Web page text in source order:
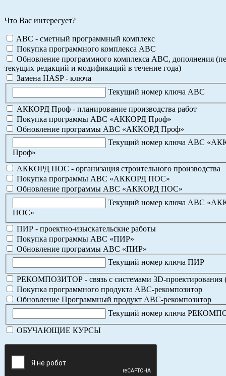
Что Вас интересует?
ABC - сметный программный комплекс
Покупка программного комплекса АВС
Обновление программного комплекса АВС, дополнения
текущих редакций и модификаций в течение года)
Замена HASP - ключа
Текущий номер ключа АВС
АККОРД Проф - планирование производства работ
Покупка программы АВС «АККОРД Проф»
Обновление программы АВС «АККОРД Проф»
Текущий номер ключа АВС
Проф»
АККОРД ПОС - организация строительного производства
Покупка программы АВС «АККОРД ПОС»
Обновление программы АВС «АККОРД ПОС»
Текущий номер ключа АВС
ПОС»
ПИР - проектно-изыскательские работы
Покупка программы АВС «ПИР»
Обновление программы АВС «ПИР»
Текущий номер ключа ПИР
РЕКОМПОЗИТОР - связь с системами 3D-проектирования
Покупка программного продукта АВС-рекомпозитор
Обновление Программный продукт АВС-рекомпозитор
Текущий номер ключа
ОБУЧАЮЩИЕ КУРСЫ